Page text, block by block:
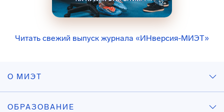
Читать свежий выпуск журнала «ИНверсия-МИЭТ»
О МИЭТ
ОБРАЗОВАНИЕ